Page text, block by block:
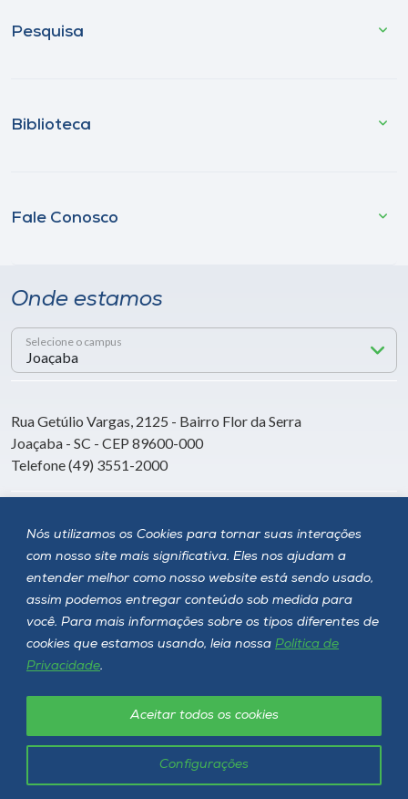
Nós utilizamos os Cookies para tornar suas interações
com nosso site mais significativa. Eles nos ajudam a
entender melhor como nosso website está sendo usado,
assim podemos entregar conteúdo sob medida para
você. Para mais informações sobre os tipos diferentes de
cookies que estamos usando, leia nossa Política de
Privacidade.
Configurações
Aceitar todos os cookies
Pesquisa
Biblioteca
Fale Conosco
Onde estamos
Selecione o campus
Rua Getúlio Vargas, 2125 - Bairro Flor da Serra
Joaçaba - SC - CEP 89600-000
Telefone (49) 3551-2000
Siga a Unoesc
Unoesc © 2026 - Todos os direitos reservados
Política de privacidade LGPD